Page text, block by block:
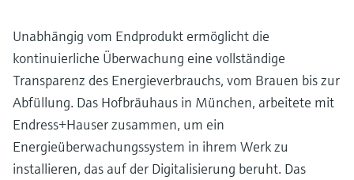
Unabhängig vom Endprodukt ermöglicht die
kontinuierliche Überwachung eine vollständige
Transparenz des Energieverbrauchs, vom Brauen bis zur
Abfüllung. Das Hofbräuhaus in München, arbeitete mit
Endress+Hauser zusammen, um ein
Energieüberwachungssystem in ihrem Werk zu
installieren, das auf der Digitalisierung beruht. Das